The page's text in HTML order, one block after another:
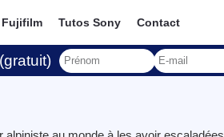
Tutos Sony Contact